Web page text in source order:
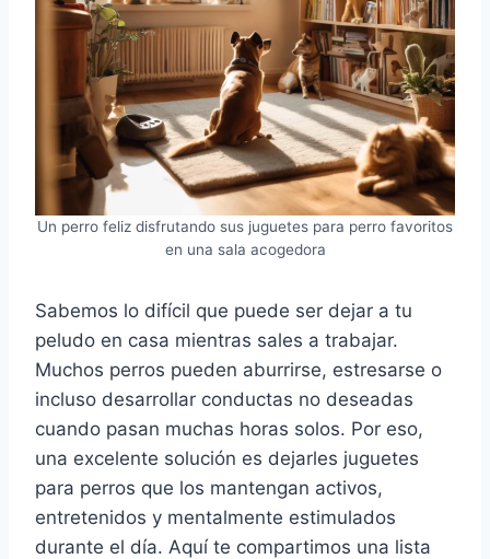
Un perro feliz disfrutando sus juguetes para perro favoritos
en una sala acogedora
Sabemos lo difícil que puede ser dejar a tu
peludo en casa mientras sales a trabajar.
Muchos perros pueden aburrirse, estresarse o
incluso desarrollar conductas no deseadas
cuando pasan muchas horas solos. Por eso,
una excelente solución es dejarles juguetes
para perros que los mantengan activos,
entretenidos y mentalmente estimulados
durante el día. Aquí te compartimos una lista